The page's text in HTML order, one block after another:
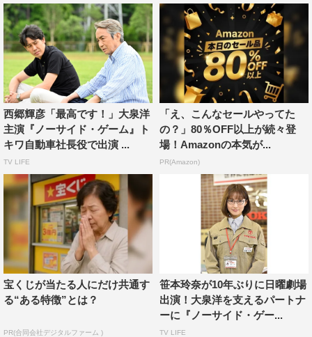
する姿は、ひたむきで、真っすぐ。
私もそんなレナの明るさやエネルギーに勇気づけられなが
ら演じていくぞ！と思っています。
視聴者の皆さんと共に、アストロズ、そして、『ノーサイ
ド・ゲーム』を盛り上げられるよう、頑張りたいです。応
援よろしくお願いします！
日曜劇場『ノーサイド・ゲーム』
TBS系
7月7日（日）スタート
毎週日曜 後9・00～9・54
※初回25分枠大
©TBS
西郷輝彦「最高です！」大泉洋
主演『ノーサイド・ゲーム』ト
キワ自動車社長役で出演 ...
TV LIFE
「え、こんなセールやってた
の？」80％OFF以上が続々登
場！Amazonの本気が...
PR(Amazon)
宝くじが当たる人にだけ共通す
る“ある特徴”とは？
PR(合同会社デジタルファーム )
笹本玲奈が10年ぶりに日曜劇場
出演！大泉洋を支えるパートナ
ーに『ノーサイド・ゲー...
TV LIFE